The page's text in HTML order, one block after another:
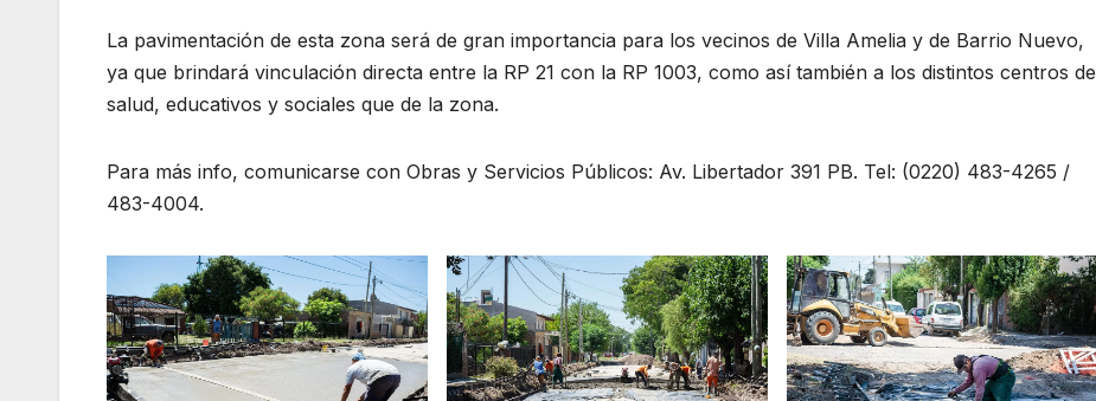
La pavimentación de esta zona será de gran importancia para los vecinos de Villa Amelia y de Barrio Nuevo,
ya que brindará vinculación directa entre la RP 21 con la RP 1003, como así también a los distintos centros de
salud, educativos y sociales que de la zona.
Para más info, comunicarse con Obras y Servicios Públicos: Av. Libertador 391 PB. Tel: (0220) 483-4265 /
483-4004.